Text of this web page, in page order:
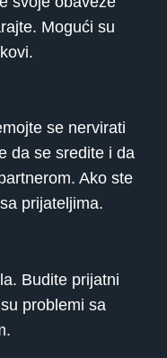
Mogući su
se nervirati
da se sredite i da
Ako ste
prijateljima.
Budite prijatni
problemi sa